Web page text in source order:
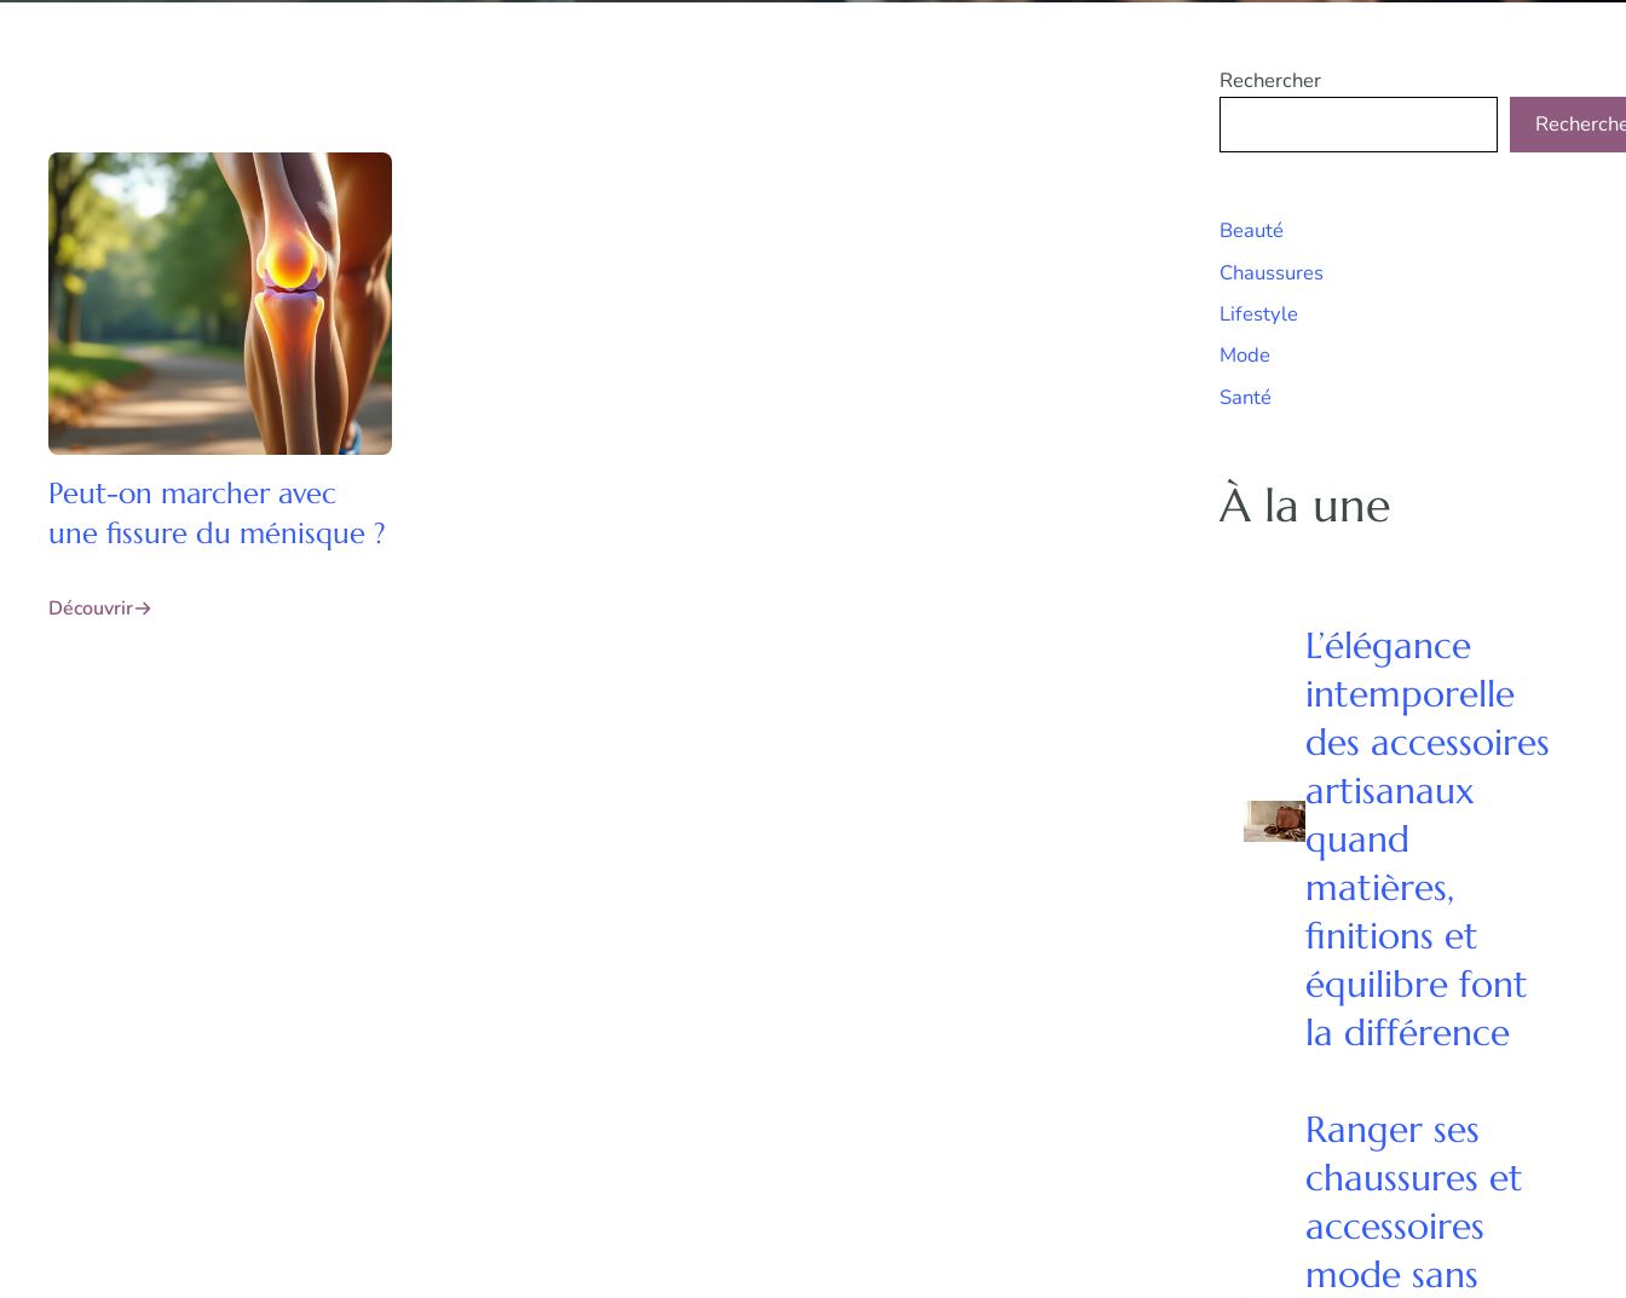
Peut-on marcher avec
une fissure du ménisque ?
Découvrir
Rechercher
Beauté
Chaussures
Lifestyle
Mode
Santé
À la une
L’élégance
intemporelle
des accessoires
artisanaux
quand
matières,
finitions et
équilibre font
la différence
Ranger ses
chaussures et
accessoires
mode sans